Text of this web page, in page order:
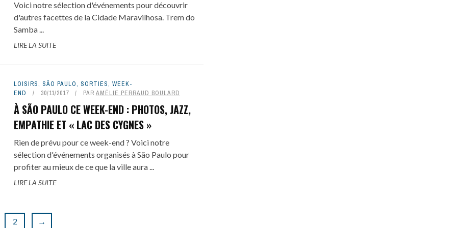
Voici notre sélection d'événements pour découvrir
d'autres facettes de la Cidade Maravilhosa. Trem do
Samba ...
LIRE LA SUITE
LOISIRS, SÃO PAULO, SORTIES, WEEK-
END
30/11/2017 PAR AMÉLIE PERRAUD BOULARD
À SÃO PAULO CE WEEK-END : PHOTOS, JAZZ,
EMPATHIE ET « LAC DES CYGNES »
Rien de prévu pour ce week-end ? Voici notre
sélection d'événements organisés à São Paulo pour
profiter au mieux de ce que la ville aura ...
LIRE LA SUITE
2 →